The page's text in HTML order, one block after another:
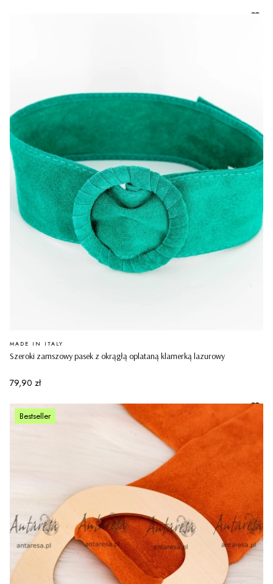
Szeroki zamszowy pasek z okrągłą oplataną klamerką lazurowy
PRODUCENT
MADE IN ITALY
Cena
79,90 zł
Bestseller